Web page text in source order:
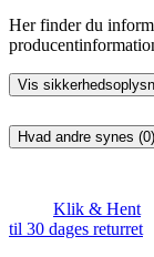
Her finder du
Vis
Hvad andre synes (0)
Klik & Hent
til 30 dages returret